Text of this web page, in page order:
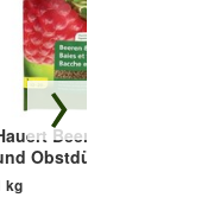
Beeren-
Obstdünger
kg